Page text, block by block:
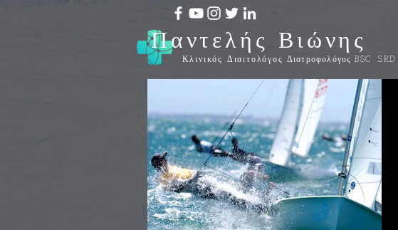
Παντελής Βιώνης
Κλινικός Διαιτολόγος Διατροφολόγος BSC SRD